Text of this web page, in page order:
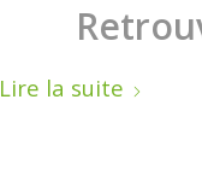
Lire la suite